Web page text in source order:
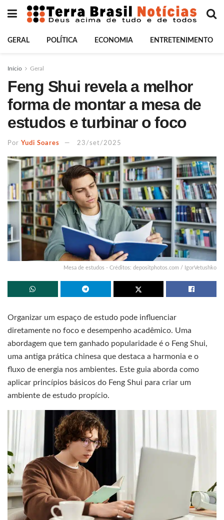
GERAL POLÍTICA ECONOMIA ENTRETENIMENTO
Início Geral
Feng Shui revela a melhor
forma de montar a mesa de
estudos e turbinar o foco
Por Yudi Soares 23/set/2025
Mesa de estudos - Créditos: depositphotos.com / IgorVetushko
Organizar um espaço de estudo pode influenciar
diretamente no foco e desempenho acadêmico. Uma
abordagem que tem ganhado popularidade é o Feng Shui,
uma antiga prática chinesa que destaca a harmonia e o
fluxo de energia nos ambientes. Este guia aborda como
aplicar princípios básicos do Feng Shui para criar um
ambiente de estudo propício.